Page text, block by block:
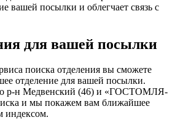
вашей посылки и облегчает связь с
для вашей посылки
поиска отделения вы сможете
отделение для вашей посылки.
р-н Медвенский (46) и «ГОСТОМЛЯ-
и мы покажем вам ближайшее
индексом.